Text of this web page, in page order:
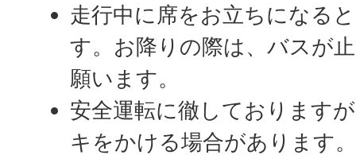
走行中に席をお立ちになる
す。お降りの際は、バスが
願います。
安全運転に徹しております
キをかける場合があります